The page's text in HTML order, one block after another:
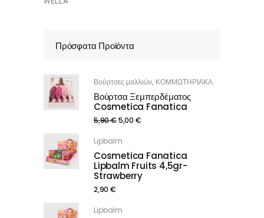
Πρόσφατα Προϊόντα
Βούρτσες μαλλιών, ΚΟΜΜΩΤΗΡΙΑΚΑ
Βούρτσα Ξεμπερδέματος
Cosmetica Fanatica
5,90€5,00 €
Lipbalm
Cosmetica Fanatica
Lipbalm Fruits 4,5gr-
Strawberry
2,90 €
Lipbalm